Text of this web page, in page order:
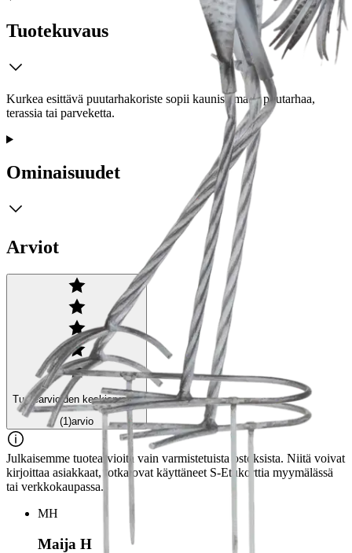
Tuotekuvaus
Kurkea esittävä puutarhakoriste sopii kaunistamaan puutarhaa,
terassia tai parveketta.
Ominaisuudet
Arviot
Tuotearvioiden keskiarvo5/5
(1)arvio
Julkaisemme tuotearvioita vain varmistetuista ostoksista. Niitä voivat
kirjoittaa asiakkaat, jotka ovat käyttäneet S-Etukorttia myymälässä
tai verkkokaupassa.
MH
Maija H